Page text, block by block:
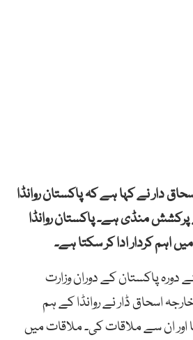
دار نے کہا ہے کہ پاکستان روانڈا
منڈی ہے۔ پاکستان روانڈا
اہم کردار ادا کر سکتا ہے۔
دورہ پاکستان کے دوران وزارت
اسحاق ڈار نے روانڈا کے ہم
ان سے ملاقات کی۔ ملاقات میں